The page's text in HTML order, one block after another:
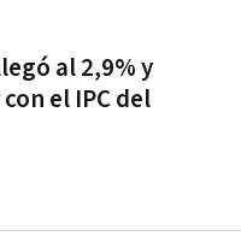
al 2,9% y
el IPC del